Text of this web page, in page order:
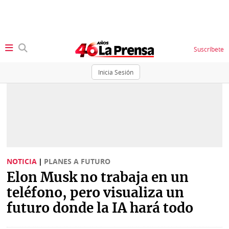
Inicia Sesión
Suscríbete
Sociedad
Judiciales
Política
Economía
Status
K
Vivir+
NOTICIA | PLANES A FUTURO
Elon Musk no trabaja en un
teléfono, pero visualiza un
futuro donde la IA hará todo